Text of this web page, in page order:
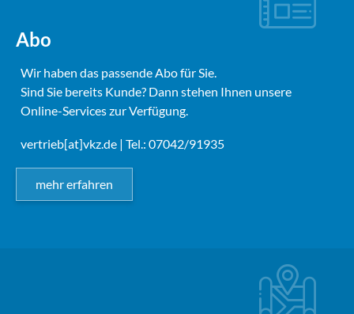
Abo
Wir haben das passende Abo für Sie.
Sind Sie bereits Kunde? Dann stehen Ihnen unsere
Online-Services zur Verfügung.
vertrieb[at]vkz.de | Tel.: 07042/91935
mehr erfahren